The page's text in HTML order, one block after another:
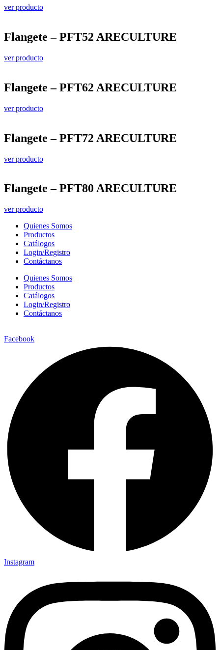
ver producto
Flangete – PFT52 ARECULTURE
ver producto
Flangete – PFT62 ARECULTURE
ver producto
Flangete – PFT72 ARECULTURE
ver producto
Flangete – PFT80 ARECULTURE
ver producto
Quienes Somos
Productos
Catálogos
Login/Registro
Contáctanos
Quienes Somos
Productos
Catálogos
Login/Registro
Contáctanos
Facebook
Instagram